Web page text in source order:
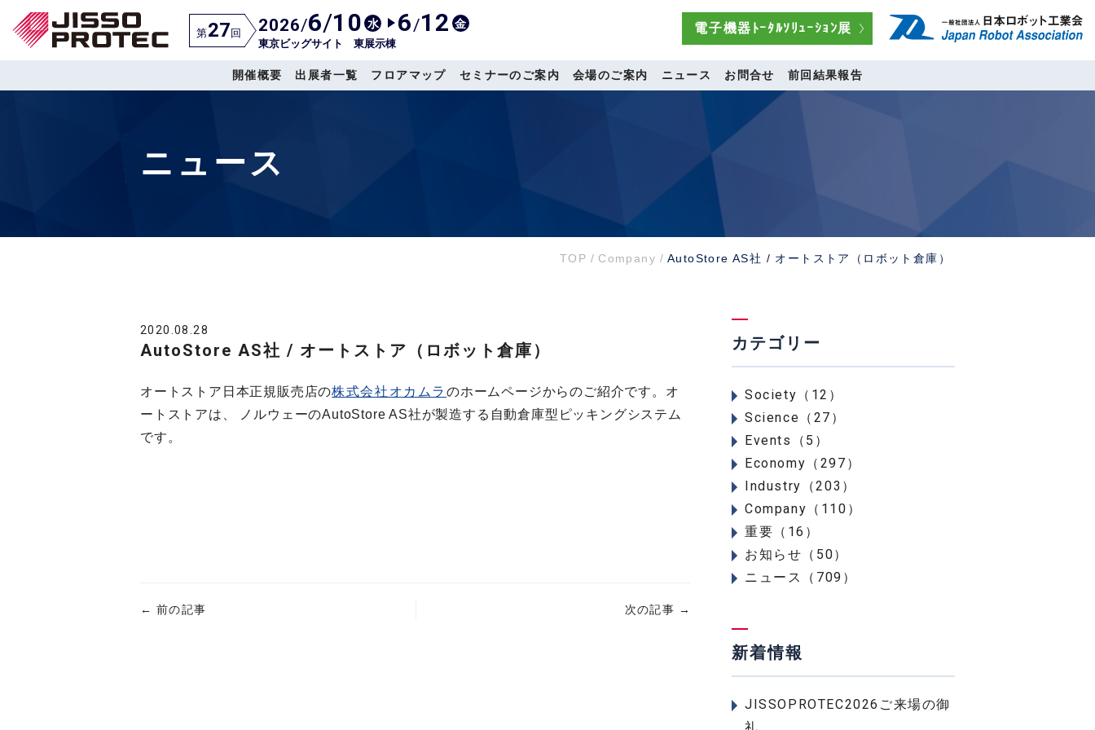
第27回 2026/6/10 水 6/12 金
東京ビッグサイト 東展示棟
電子機器ﾄｰﾀﾙｿﾘｭｰｼｮﾝ展
開催概要 出展者一覧 フロアマップ セミナーのご案内 会場のご案内 ニュース お問合せ 前回結果報告
ニュース
TOP / Company / AutoStore AS社 / オートストア（ロボット倉庫）
2020.08.28
AutoStore AS社 / オートストア（ロボット倉庫）
オートストア日本正規販売店の株式会社オカムラのホームページからのご紹介です。オ
ートストアは、 ノルウェーのAutoStore AS社が製造する自動倉庫型ピッキングシステム
です。
← 前の記事 次の記事 →
カテゴリー
Society（12）
Science（27）
Events（5）
Economy（297）
Industry（203）
Company（110）
重要（16）
お知らせ（50）
ニュース（709）
新着情報
JISSOPROTEC2026ご来場の御